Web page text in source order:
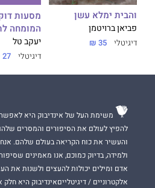
והבית ימלא עשן
פביאן ברויטמן
דיגיטלי 35 ₪
מסעות
המומחה
יעקב טל
דיגיטלי 27 ₪
משימת העל של אינדיבוק היא
להפיץ לעולם את הסיפורים והמסרים
והעשיר את כוח הקריאה בעולם שלהם.
ולמידה, בדיוק כמוכם, אנו מאמינים
אדם ומילים יכולות להעצים ולשנות את
אלקטרוניים / דיגיטלייםאינדיבוק היא